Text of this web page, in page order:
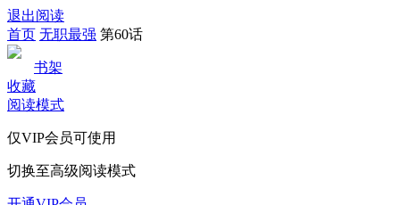
退出阅读
首页 无职最强 第60话
书架
收藏
阅读模式
仅VIP会员可使用
切换至高级阅读模式